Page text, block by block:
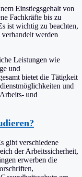
Einstiegsgehalt von
Fachkräfte bis zu
ist wichtig zu beachten,
werden
Leistungen wie
und
bietet die Tätigkeit
und
und
gibt verschiedene
der Arbeitssicherheit,
erwerben die